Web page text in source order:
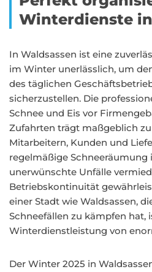
Winterdienste
In Waldsassen ist eine
im Winter unerlässlich, um
des täglichen
sicherzustellen. Die
Schnee und Eis vor
Zufahrten trägt maßgeblich
Mitarbeitern, Kunden und
regelmäßige Schneeräumung
unerwünschte Unfälle
Betriebskontinuität
einer Stadt wie Waldsassen,
Schneefällen zu kämpfen hat,
Winterdienstleistung von
Der Winter 2025 in